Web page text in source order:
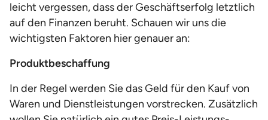
leicht vergessen, dass der Geschäftserfolg letztlich
auf den Finanzen beruht. Schauen wir uns die
wichtigsten Faktoren hier genauer an:
Produktbeschaffung
In der Regel werden Sie das Geld für den Kauf von
Waren und Dienstleistungen vorstrecken. Zusätzlich